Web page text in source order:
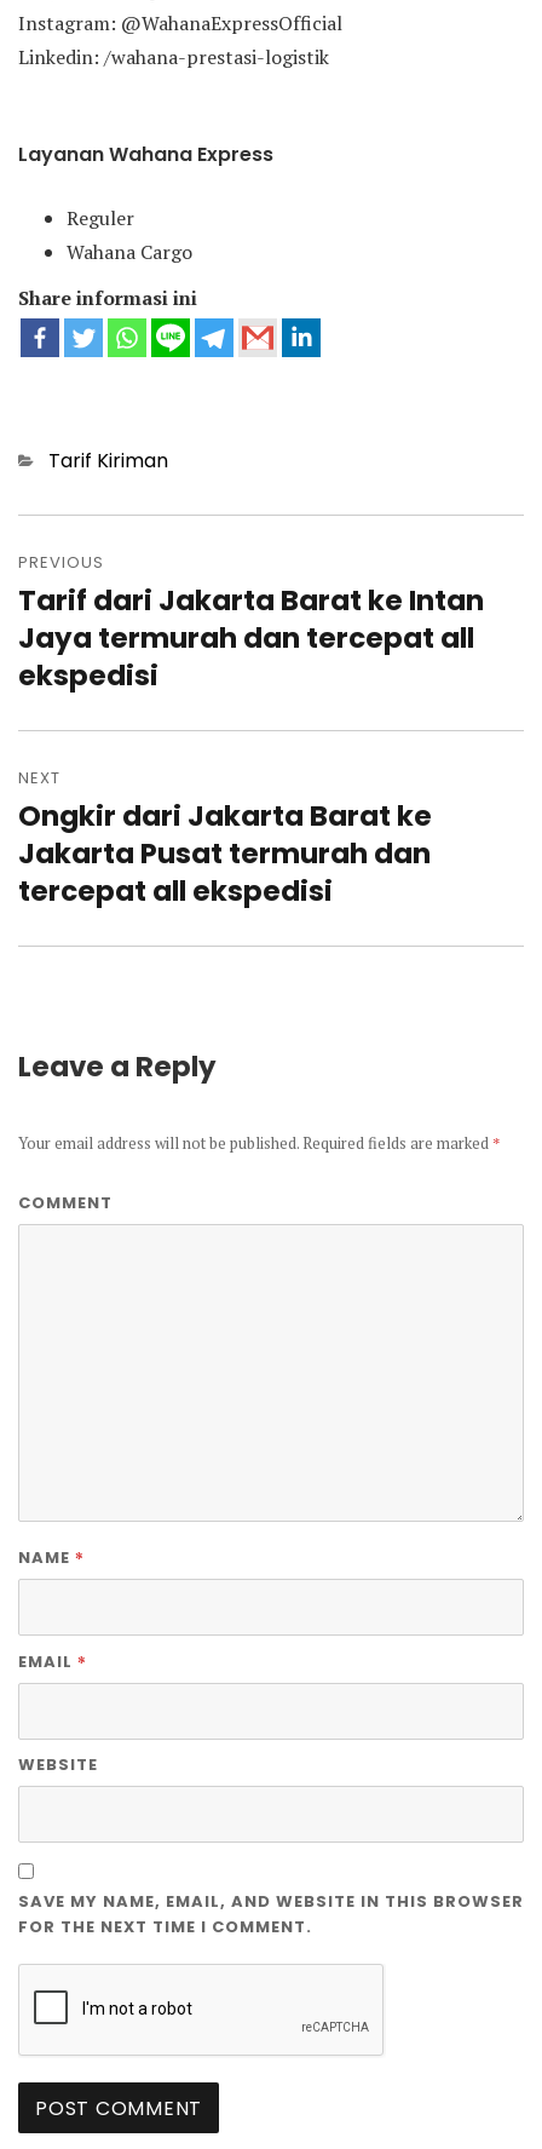
Instagram: @WahanaExpressOfficial
Linkedin: /wahana-prestasi-logistik
Layanan Wahana Express
Reguler
Wahana Cargo
Share informasi ini
Categories
Tarif Kiriman
navigation
PREVIOUS
Previous
post:
Tarif dari Jakarta Barat ke Intan
Jaya termurah dan tercepat all
ekspedisi
NEXT
Next
post:
Ongkir dari Jakarta Barat ke
Jakarta Pusat termurah dan
tercepat all ekspedisi
Leave a Reply
Your email address will not be published. Required fields are marked *
COMMENT
NAME *
EMAIL *
WEBSITE
SAVE MY NAME, EMAIL, AND WEBSITE IN THIS BROWSER
FOR THE NEXT TIME I COMMENT.